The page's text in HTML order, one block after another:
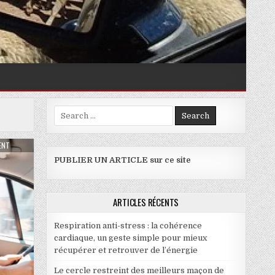
ON QUELS SONT LES DEVOIRS ET RESPONSABILITÉS D’UN CHAUFFEUR VTC ?
Search for:
PUBLIER UN ARTICLE sur ce site
ARTICLES RÉCENTS
Respiration anti-stress : la cohérence
cardiaque, un geste simple pour mieux
récupérer et retrouver de l’énergie
Le cercle restreint des meilleurs maçon de